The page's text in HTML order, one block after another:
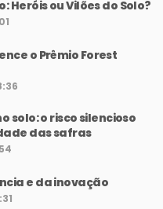
Heróis ou Vilões do Solo?
o Prêmio Forest
solo: o risco silencioso
das safras
e da inovação